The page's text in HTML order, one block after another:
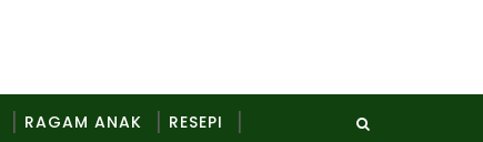
RAGAM ANAK RESEPI